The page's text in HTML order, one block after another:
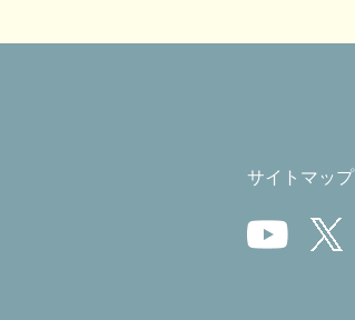
サイトマップ